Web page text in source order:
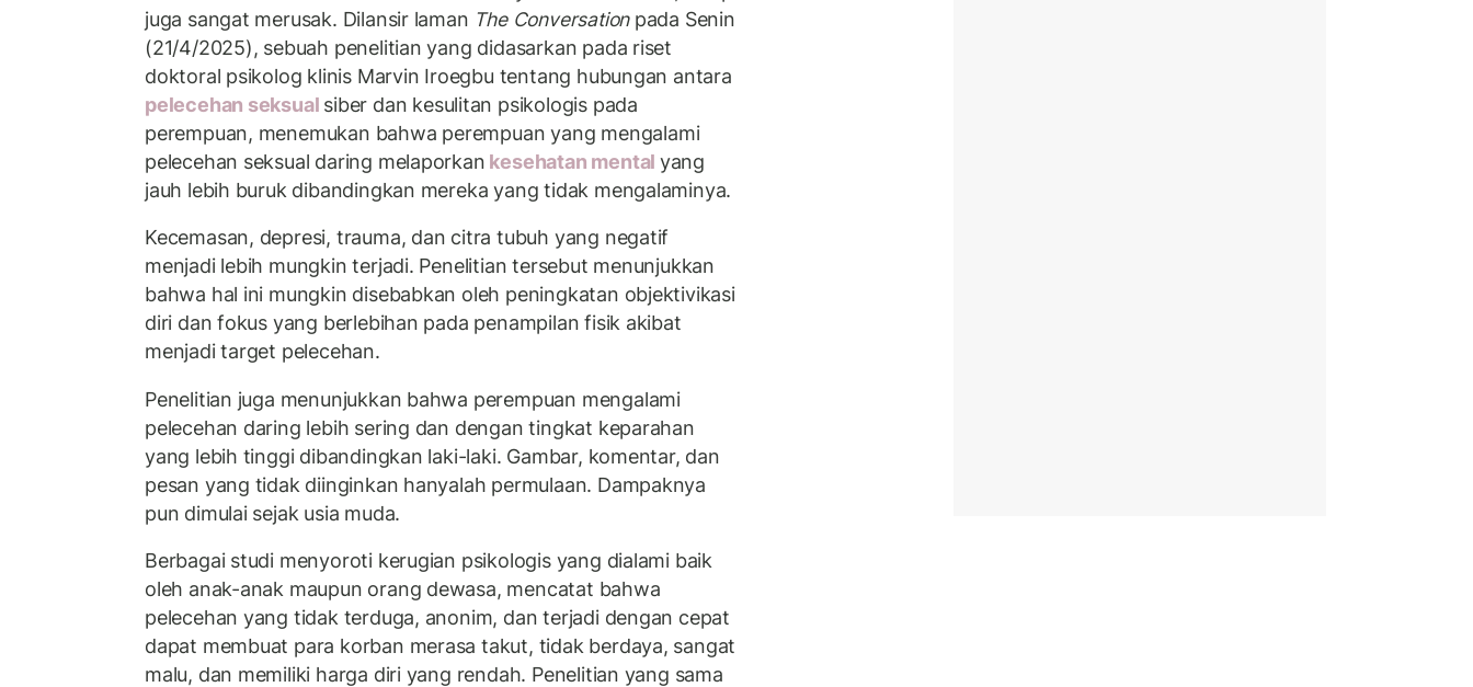
juga sangat merusak. Dilansir laman The Conversationpada Senin
(21/4/2025), sebuah penelitian yang didasarkan pada riset
doktoral psikolog klinis Marvin Iroegbu tentang hubungan antara
pelecehan seksual siber dan kesulitan psikologis pada
perempuan, menemukan bahwa perempuan yang mengalami
pelecehan seksual daring melaporkan kesehatan mental yang
jauh lebih buruk dibandingkan mereka yang tidak mengalaminya.
Kecemasan, depresi, trauma, dan citra tubuh yang negatif
menjadi lebih mungkin terjadi. Penelitian tersebut menunjukkan
bahwa hal ini mungkin disebabkan oleh peningkatan objektivikasi
diri dan fokus yang berlebihan pada penampilan fisik akibat
menjadi target pelecehan.
Penelitian juga menunjukkan bahwa perempuan mengalami
pelecehan daring lebih sering dan dengan tingkat keparahan
yang lebih tinggi dibandingkan laki-laki. Gambar, komentar, dan
pesan yang tidak diinginkan hanyalah permulaan. Dampaknya
pun dimulai sejak usia muda.
Berbagai studi menyoroti kerugian psikologis yang dialami baik
oleh anak-anak maupun orang dewasa, mencatat bahwa
pelecehan yang tidak terduga, anonim, dan terjadi dengan cepat
dapat membuat para korban merasa takut, tidak berdaya, sangat
malu, dan memiliki harga diri yang rendah. Penelitian yang sama